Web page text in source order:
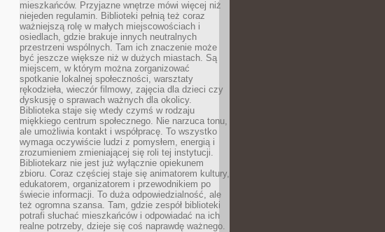
mieszkańców. Przyjazne wnętrze mówi więcej niż
niejeden regulamin. Biblioteki pełnią też coraz
ważniejszą rolę w małych miejscowościach i
osiedlach, gdzie brakuje innych neutralnych
przestrzeni wspólnych. Tam ich znaczenie może
być jeszcze większe niż w dużych miastach. Są
miejscem, w którym można zorganizować
spotkanie lokalnej społeczności, warsztaty
rękodzieła, wieczór filmowy, zajęcia dla dzieci czy
dyskusję o sprawach ważnych dla okolicy.
Biblioteka staje się wtedy czymś w rodzaju
miękkiego centrum społecznego. Nie narzuca tonu,
ale umożliwia kontakt i współpracę. To wszystko
wymaga oczywiście ludzi z pomysłem, energią i
zrozumieniem zmieniającej się roli tej instytucji.
Bibliotekarz nie jest już wyłącznie opiekunem
zbioru. Coraz częściej staje się animatorem kultury,
edukatorem, organizatorem i przewodnikiem po
świecie informacji. To duża odpowiedzialność, ale
też ogromna szansa. Tam, gdzie zespół biblioteki
potrafi słuchać mieszkańców i odpowiadać na ich
realne potrzeby, dzieje się coś naprawdę ważnego.